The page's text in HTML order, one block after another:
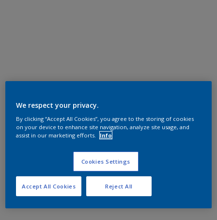
We respect your privacy.
By clicking “Accept All Cookies”, you agree to the storing of cookies
on your device to enhance site navigation, analyze site usage, and
assist in our marketing efforts.
Info
Cookies Settings
Reject All
Accept All Cookies